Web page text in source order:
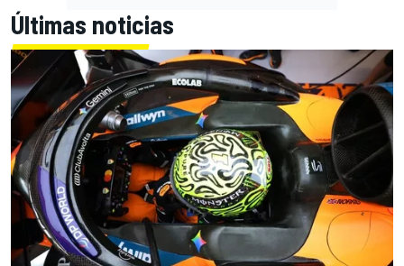
Últimas noticias